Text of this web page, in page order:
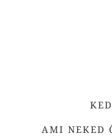
AMI NEKED